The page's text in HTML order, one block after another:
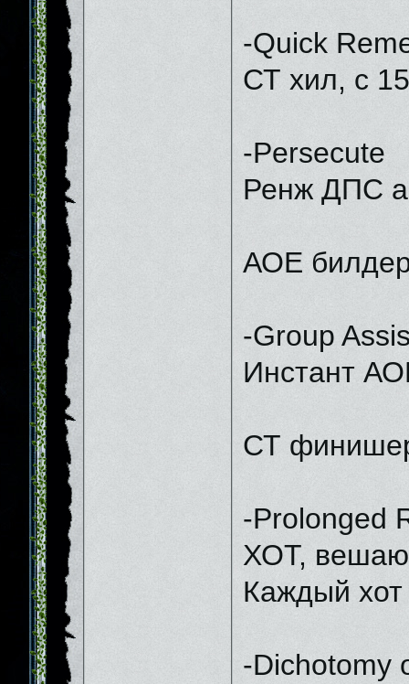
-Quick
СТ хил, с
-Persecute
Ренж ДПС
АОЕ
-Group
Инстант
СТ
-Prolonged
ХОТ,
Каждый хот
-Dichotomy